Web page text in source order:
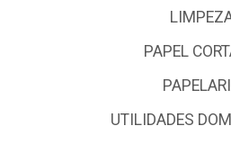
PAPEL
UTILIDADES